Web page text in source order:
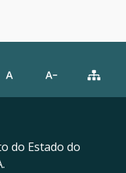
do Estado do